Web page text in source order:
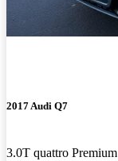
2017 Audi Q7
3.0T quattro Premium